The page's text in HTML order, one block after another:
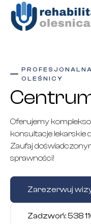
OLEŚNICY
Oferujemy
konsultacje lekarskie
Zaufaj
sprawności!
Zarezerwuj
Zadzwoń: 538